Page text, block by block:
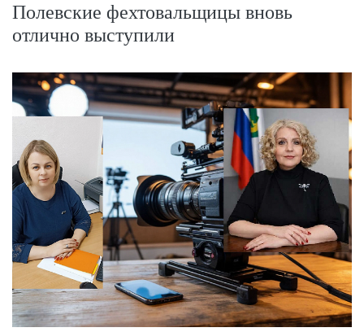
Полевские фехтовальщицы вновь
отлично выступили